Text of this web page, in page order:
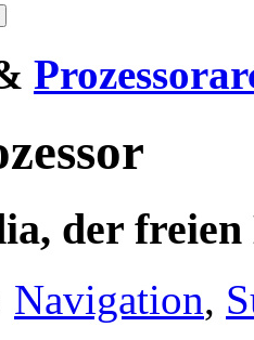
der
Navigation,